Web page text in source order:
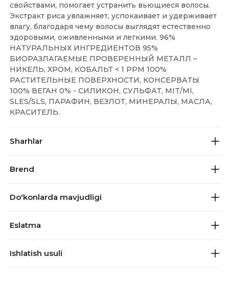
свойствами, помогает устранить вьющиеся волосы.
Экстракт риса увлажняет, успокаивает и удерживает
влагу, благодаря чему волосы выглядят естественно
здоровыми, оживленными и легкими. 96%
НАТУРАЛЬНЫХ ИНГРЕДИЕНТОВ 95%
БИОРАЗЛАГАЕМЫЕ ПРОВЕРЕННЫЙ МЕТАЛЛ –
НИКЕЛЬ, ХРОМ, КОБАЛЬТ < 1 PPM 100%
РАСТИТЕЛЬНЫЕ ПОВЕРХНОСТИ, КОНСЕРВАТЫ
100% ВЕГАН 0% - СИЛИКОН, СУЛЬФАТ, MIT/MI,
SLES/SLS, ПАРАФИН, ВЕЗЛОТ, МИНЕРАЛЫ, МАСЛА,
КРАСИТЕЛЬ.
Sharhlar
Brend
Do'konlarda mavjudligi
Eslatma
Ishlatish usuli